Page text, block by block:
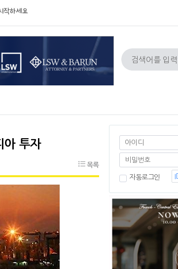
아 투자
목록
자동로그인